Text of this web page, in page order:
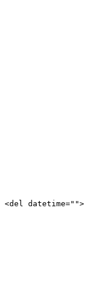
datetime="">